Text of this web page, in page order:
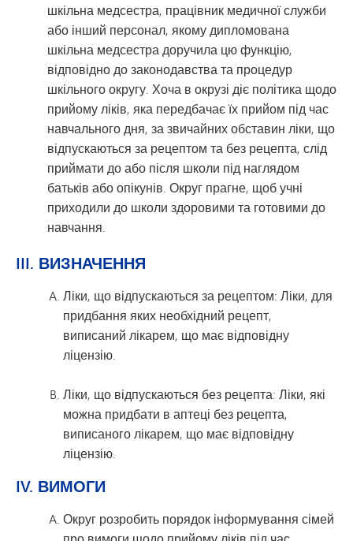
шкільна медсестра, працівник медичної служби
або інший персонал, якому дипломована
шкільна медсестра доручила цю функцію,
відповідно до законодавства та процедур
шкільного округу. Хоча в окрузі діє політика щодо
прийому ліків, яка передбачає їх прийом під час
навчального дня, за звичайних обставин ліки, що
відпускаються за рецептом та без рецепта, слід
приймати до або після школи під наглядом
батьків або опікунів. Округ прагне, щоб учні
приходили до школи здоровими та готовими до
навчання.
III. ВИЗНАЧЕННЯ
Ліки, що відпускаються за рецептом: Ліки, для
придбання яких необхідний рецепт,
виписаний лікарем, що має відповідну
ліцензію.
Ліки, що відпускаються без рецепта: Ліки, які
можна придбати в аптеці без рецепта,
виписаного лікарем, що має відповідну
ліцензію.
IV. ВИМОГИ
Округ розробить порядок інформування сімей